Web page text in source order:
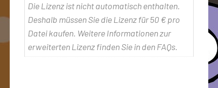
Die Lizenz ist nicht automatisch enthalten.
Deshalb müssen Sie die Lizenz für 50 € pro
Datei kaufen. Weitere Informationen zur
erweiterten Lizenz finden Sie in den FAQs.